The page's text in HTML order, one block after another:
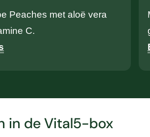
Peaches met aloë vera
C.
in de Vital5-box